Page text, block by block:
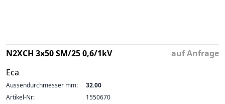
N2XCH 3x50 SM/25 0,6/1kV
Eca
auf Anfrage
Aussendurchmesser mm:
32.00
Artikel-Nr:
1550670